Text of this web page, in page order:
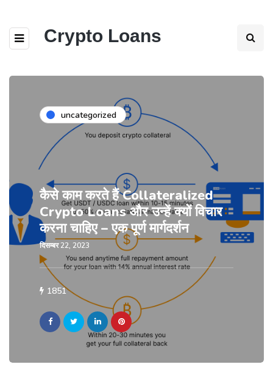
Crypto Loans
uncategorized
कैसे काम करते हैं Collateralized
Crypto Loans और उन्हें क्यों विचार
करना चाहिए – एक पूर्ण मार्गदर्शन
दिसम्बर 22, 2023
1851